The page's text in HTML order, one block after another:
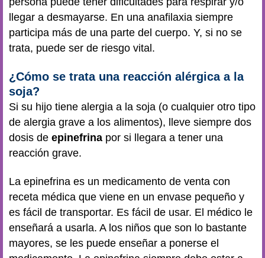
llegar a desmayarse. En una anafilaxia siempre
participa más de una parte del cuerpo. Y, si no se
trata, puede ser de riesgo vital.
¿Cómo se trata una reacción alérgica a la
soja?
Si su hijo tiene alergia a la soja (o cualquier otro tipo
de alergia grave a los alimentos), lleve siempre dos
dosis de epinefrina por si llegara a tener una
reacción grave.
La epinefrina es un medicamento de venta con
receta médica que viene en un envase pequeño y
es fácil de transportar. Es fácil de usar. El médico le
enseñará a usarla. A los niños que son lo bastante
mayores, se les puede enseñar a ponerse el